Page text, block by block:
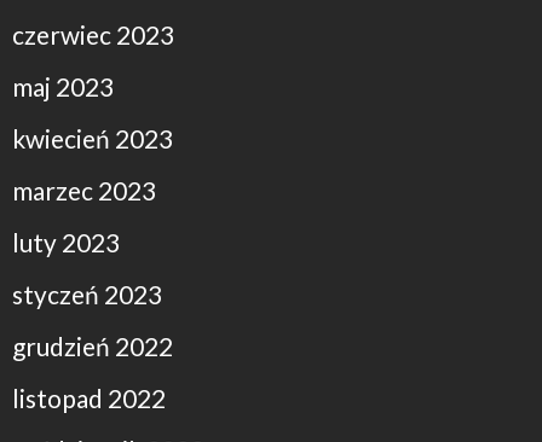
czerwiec 2023
maj 2023
kwiecień 2023
marzec 2023
luty 2023
styczeń 2023
grudzień 2022
listopad 2022